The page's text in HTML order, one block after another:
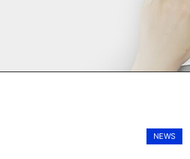
NEWS